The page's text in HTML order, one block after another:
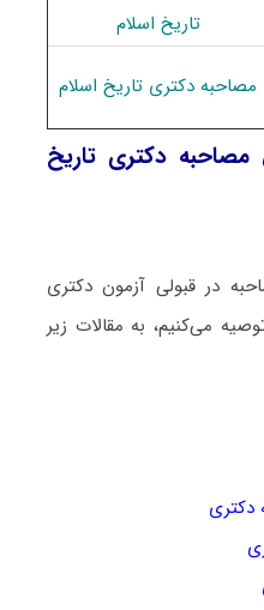
تاریخ اسلام
مصاحبه دکتری تاریخ اسلام
دکتری تاریخ
در قبولی آزمون دکتری
می‌کنیم، به مقالات زیر
دکتری